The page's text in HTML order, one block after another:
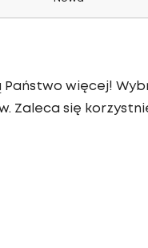
Państwo więcej!
Zaleca się